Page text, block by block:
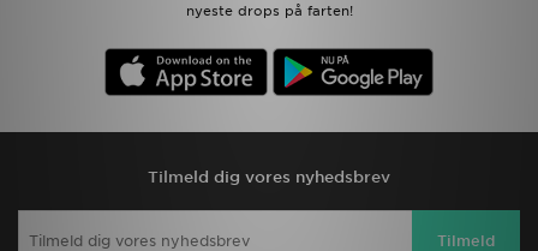
nyeste drops på farten!
Tilmeld dig vores nyhedsbrev
Tilmeld